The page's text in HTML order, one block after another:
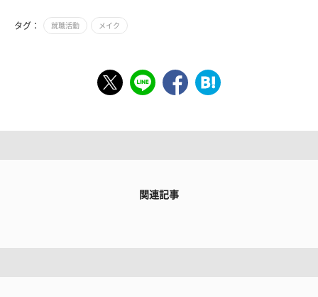
タグ： 就職活動 メイク
関連記事